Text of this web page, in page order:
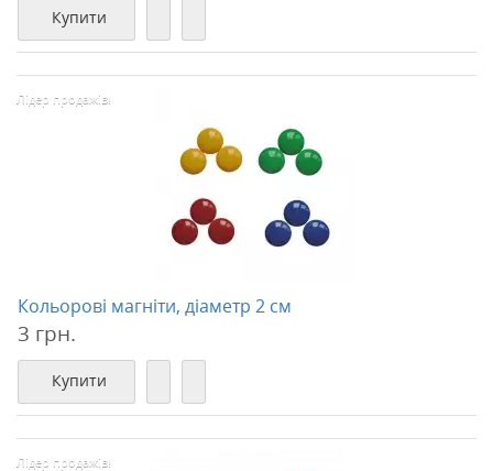
Купити
Лідер продажів!
Кольорові магніти, діаметр 2 см
3 грн.
Купити
Лідер продажів!